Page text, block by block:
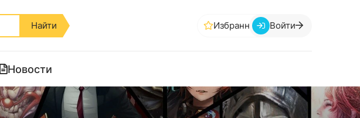
Найти Избранное Войти
Новости